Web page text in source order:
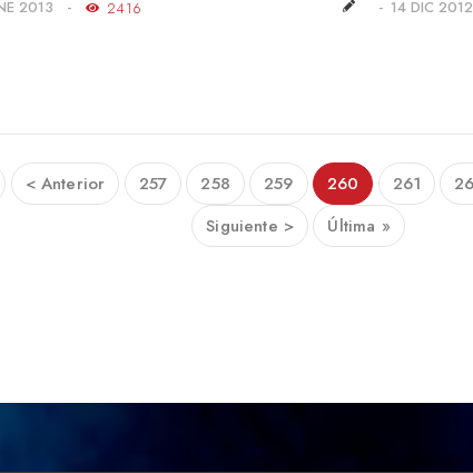
2013 2416 14 DIC 2012
< Anterior 257 258 259 260 261
Siguiente >
Última »